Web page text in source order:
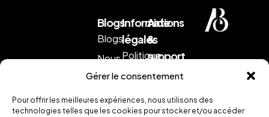
Gérer le consentement
Pour offrir les meilleures expériences, nous utilisons des
technologies telles que les cookies pour stocker et/ou accéder
Blogs
Blogs
Nous
contacter
remboursement
Informations
légales
Politique
Mentions
Aide
&
support
Envoyez
nous
un
mail.